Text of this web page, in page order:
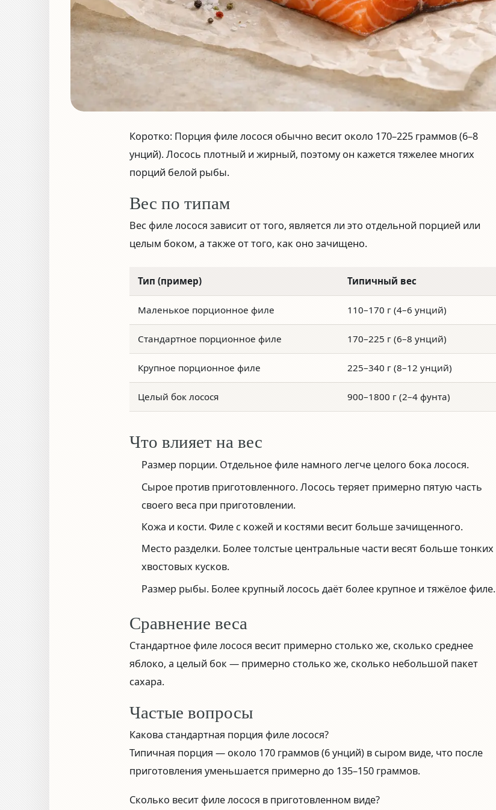
Коротко: Порция филе лосося обычно весит около 170–225 граммов (6–8
унций). Лосось плотный и жирный, поэтому он кажется тяжелее многих
порций белой рыбы.
Вес по типам
Вес филе лосося зависит от того, является ли это отдельной порцией или
целым боком, а также от того, как оно зачищено.
Тип (пример) Типичный вес
Маленькое порционное филе 110–170 г (4–6 унций)
Стандартное порционное филе 170–225 г (6–8 унций)
Крупное порционное филе 225–340 г (8–12 унций)
Целый бок лосося 900–1800 г (2–4 фунта)
Что влияет на вес
Размер порции. Отдельное филе намного легче целого бока лосося.
Сырое против приготовленного.Лосось теряет примерно пятую часть
своего веса при приготовлении.
Кожа и кости.Филе с кожей и костями весит больше зачищенного.
Место разделки. Более толстые центральные части весят больше тонких
хвостовых кусков.
Размер рыбы. Более крупный лосось даёт более крупное и тяжёлое филе.
Сравнение веса
Стандартное филе лосося весит примерно столько же, сколько среднее
яблоко, а целый бок — примерно столько же, сколько небольшой пакет
сахара.
Частые вопросы
Какова стандартная порция филе лосося?
Типичная порция — около 170 граммов (6 унций) в сыром виде, что после
приготовления уменьшается примерно до 135–150 граммов.
Сколько весит филе лосося в приготовленном виде?